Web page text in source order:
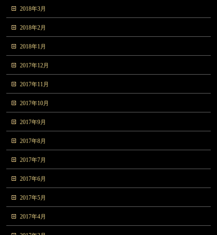
2018年3月
2018年2月
2018年1月
2017年12月
2017年11月
2017年10月
2017年9月
2017年8月
2017年7月
2017年6月
2017年5月
2017年4月